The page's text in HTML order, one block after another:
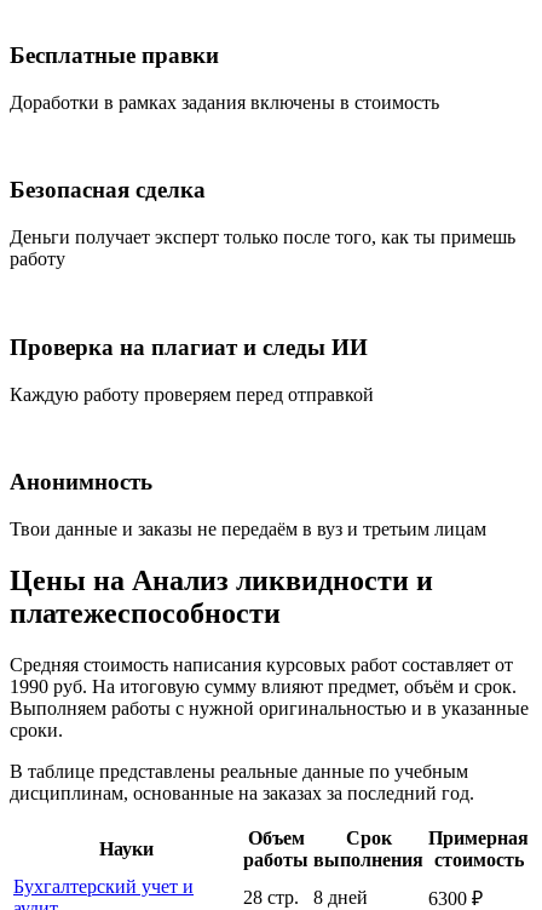
Бесплатные правки
Доработки в рамках задания включены в стоимость
Безопасная сделка
Деньги получает эксперт только после того, как ты примешь
работу
Проверка на плагиат и следы ИИ
Каждую работу проверяем перед отправкой
Анонимность
Твои данные и заказы не передаём в вуз и третьим лицам
Цены на Анализ ликвидности и
платежеспособности
Средняя стоимость написания курсовых работ составляет от
1990 руб. На итоговую сумму влияют предмет, объём и срок.
Выполняем работы с нужной оригинальностью и в указанные
сроки.
В таблице представлены реальные данные по учебным
дисциплинам, основанные на заказах за последний год.
Науки
Объем
работы
Срок
выполнения
Примерная
стоимость
Бухгалтерский учет и
28 стр. 8 дней 6300 ₽